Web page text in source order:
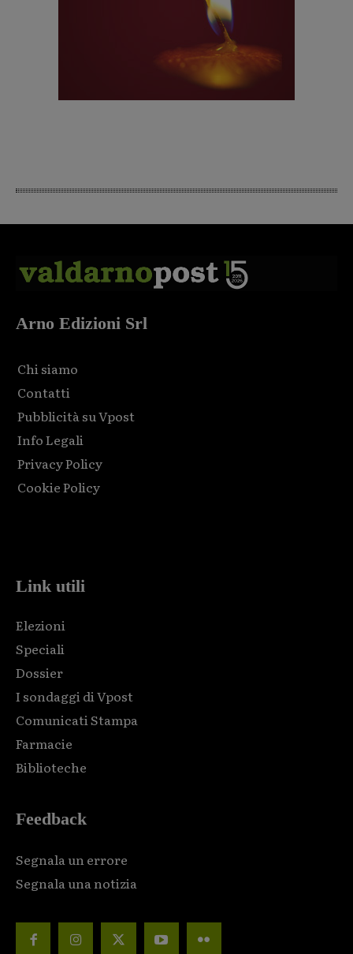
Arno Edizioni Srl
Chi siamo
Contatti
Pubblicità su Vpost
Info Legali
Privacy Policy
Cookie Policy
Link utili
Elezioni
Speciali
Dossier
I sondaggi di Vpost
Comunicati Stampa
Farmacie
Biblioteche
Feedback
Segnala un errore
Segnala una notizia